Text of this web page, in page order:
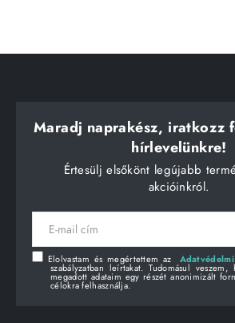
Maradj naprakész, iratkozz
hírlevelünkre!
Értesülj elsőkönt legújabb
akcióinkról.
E-
mail
Elolvastam és megértettem az
szabályzatban leírtakat. Tudomásul
megadott adataim egy részét anonimizált
célokra felhasználja.